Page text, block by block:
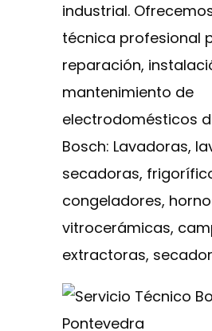
industrial.
técnica profesional
reparación,
mantenimiento de
electrodomésticos
Bosch: Lavadoras,
secadoras,
congeladores,
vitrocerámicas,
extractoras,